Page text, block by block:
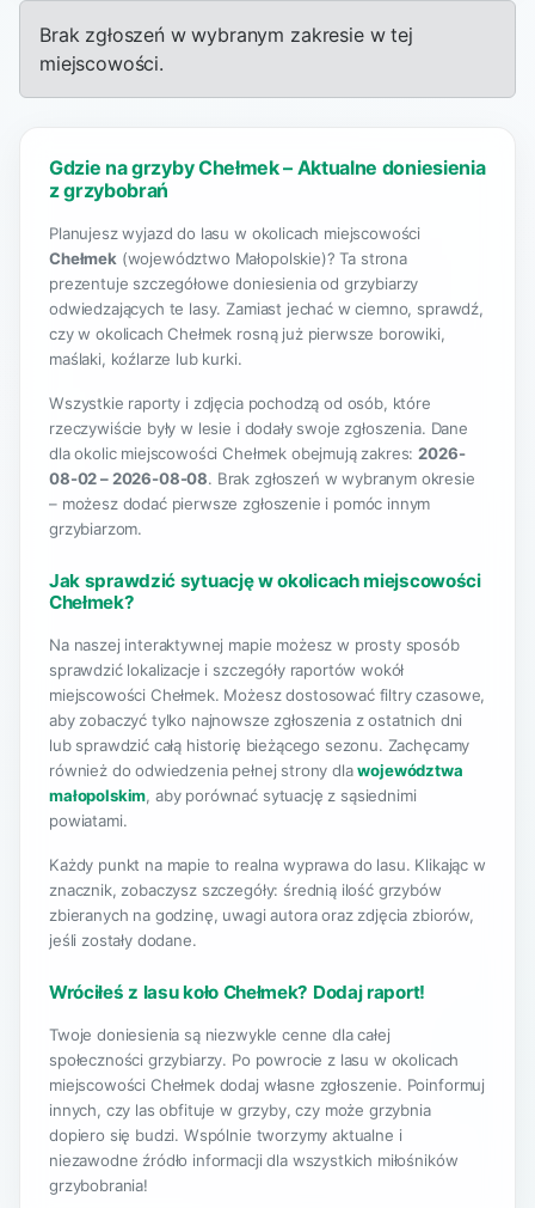
Brak zgłoszeń w wybranym zakresie w tej
miejscowości.
Gdzie na grzyby Chełmek – Aktualne doniesienia
z grzybobrań
Planujesz wyjazd do lasu w okolicach miejscowości
Chełmek (województwo Małopolskie)? Ta strona
prezentuje szczegółowe doniesienia od grzybiarzy
odwiedzających te lasy. Zamiast jechać w ciemno, sprawdź,
czy w okolicach Chełmek rosną już pierwsze borowiki,
maślaki, koźlarze lub kurki.
Wszystkie raporty i zdjęcia pochodzą od osób, które
rzeczywiście były w lesie i dodały swoje zgłoszenia. Dane
dla okolic miejscowości Chełmek obejmują zakres: 2026-
08-02 – 2026-08-08. Brak zgłoszeń w wybranym okresie
– możesz dodać pierwsze zgłoszenie i pomóc innym
grzybiarzom.
Jak sprawdzić sytuację w okolicach miejscowości
Chełmek?
Na naszej interaktywnej mapie możesz w prosty sposób
sprawdzić lokalizacje i szczegóły raportów wokół
miejscowości Chełmek. Możesz dostosować filtry czasowe,
aby zobaczyć tylko najnowsze zgłoszenia z ostatnich dni
lub sprawdzić całą historię bieżącego sezonu. Zachęcamy
również do odwiedzenia pełnej strony dlawojewództwa
małopolskim, aby porównać sytuację z sąsiednimi
powiatami.
Każdy punkt na mapie to realna wyprawa do lasu. Klikając w
znacznik, zobaczysz szczegóły: średnią ilość grzybów
zbieranych na godzinę, uwagi autora oraz zdjęcia zbiorów,
jeśli zostały dodane.
Wróciłeś z lasu koło Chełmek? Dodaj raport!
Twoje doniesienia są niezwykle cenne dla całej
społeczności grzybiarzy. Po powrocie z lasu w okolicach
miejscowości Chełmek dodaj własne zgłoszenie. Poinformuj
innych, czy las obfituje w grzyby, czy może grzybnia
dopiero się budzi. Wspólnie tworzymy aktualne i
niezawodne źródło informacji dla wszystkich miłośników
grzybobrania!